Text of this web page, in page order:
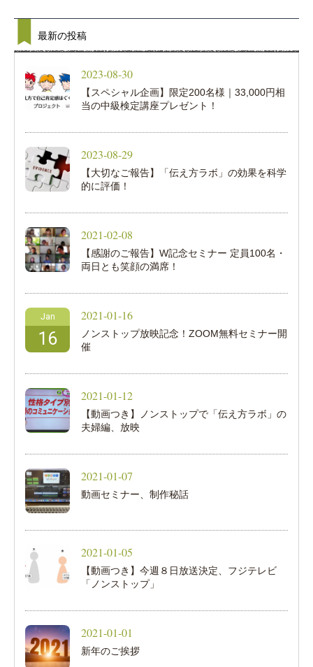
最新の投稿
2023-08-30
【スペシャル企画】限定200名様｜33,000円相
当の中級検定講座プレゼント！
2023-08-29
【大切なご報告】「伝え方ラボ」の効果を科学
的に評価！
2021-02-08
【感謝のご報告】W記念セミナー 定員100名・
両日とも笑顔の満席！
Jan
16
2021-01-16
ノンストップ放映記念！ZOOM無料セミナー開
催
2021-01-12
【動画つき】ノンストップで「伝え方ラボ」の
夫婦編、放映
2021-01-07
動画セミナー、制作秘話
2021-01-05
【動画つき】今週８日放送決定、フジテレビ
「ノンストップ」
2021-01-01
新年のご挨拶